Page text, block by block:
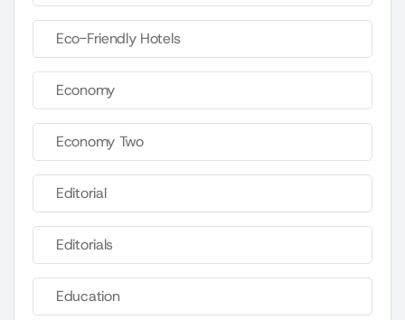
Eco-Friendly Hotels
Economy
Economy Two
Editorial
Editorials
Education